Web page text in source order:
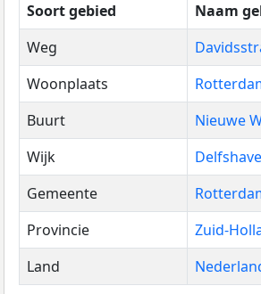
Soort gebied
Naam
Weg
Woonplaats
Buurt
Nieuwe
Wijk
Gemeente
Provincie
Zuid-
Land